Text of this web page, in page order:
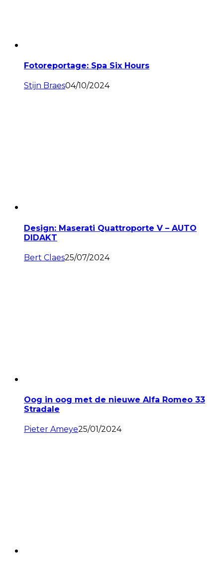
Fotoreportage: Spa Six Hours
Stijn Braes04/10/2024
Design: Maserati Quattroporte V – AUTO
DIDAKT
Bert Claes25/07/2024
Oog in oog met de nieuwe Alfa Romeo 33
Stradale
Pieter Ameye25/01/2024